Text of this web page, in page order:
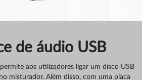
de áudio USB
aos utilizadores ligar um disco USB
misturador. Além disso, com uma placa